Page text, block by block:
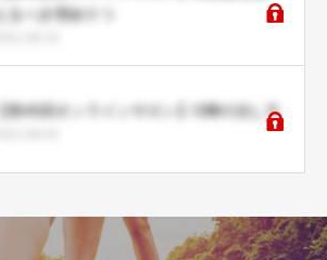
えるべき理由５つ
【第45回オンラインサロン】O脚の治し方